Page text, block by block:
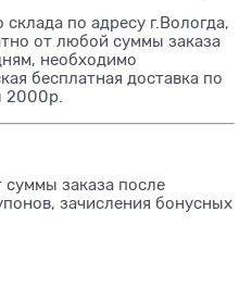
по адресу г.Вологда,
от любой суммы заказа
необходимо
бесплатная доставка по
2000р.
суммы заказа после
зачисления бонусных